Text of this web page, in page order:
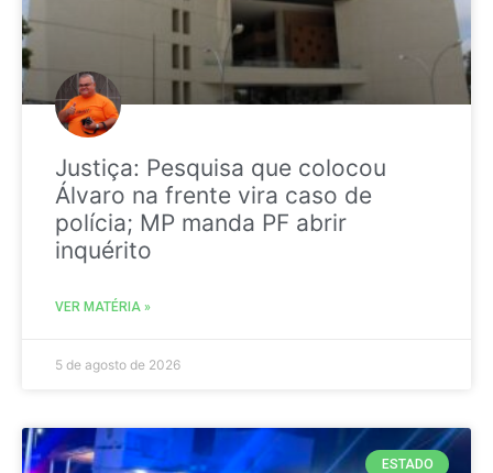
Justiça: Pesquisa que colocou
Álvaro na frente vira caso de
polícia; MP manda PF abrir
inquérito
VER MATÉRIA »
5 de agosto de 2026
ESTADO